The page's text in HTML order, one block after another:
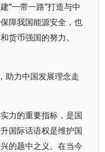
“一带一路”打造与中
障我国能源安全，也
货币强国的努力。
助力中国发展理念走
力的重要指标，是国
国际话语权是维护国
的题中之义。在当今